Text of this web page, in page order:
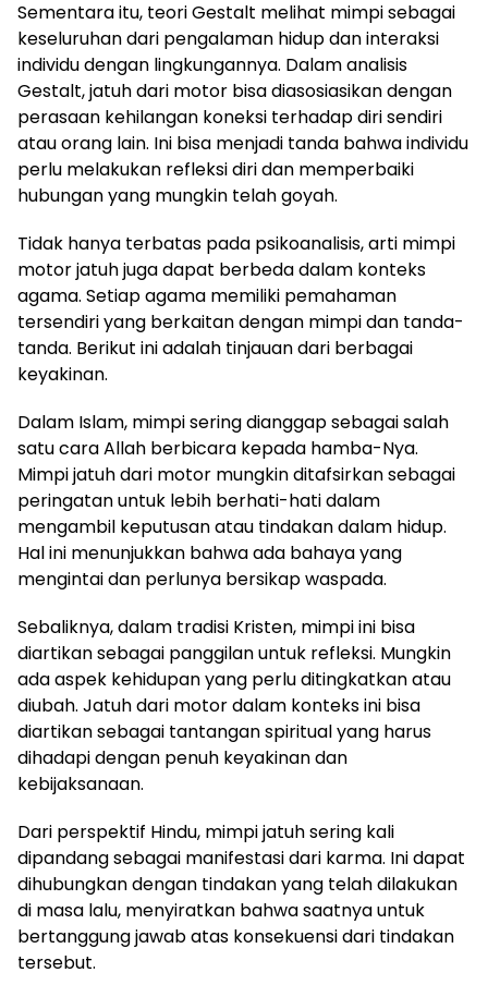
Sementara itu, teori Gestalt melihat mimpi sebagai
keseluruhan dari pengalaman hidup dan interaksi
individu dengan lingkungannya. Dalam analisis
Gestalt, jatuh dari motor bisa diasosiasikan dengan
perasaan kehilangan koneksi terhadap diri sendiri
atau orang lain. Ini bisa menjadi tanda bahwa individu
perlu melakukan refleksi diri dan memperbaiki
hubungan yang mungkin telah goyah.
Tidak hanya terbatas pada psikoanalisis, arti mimpi
motor jatuh juga dapat berbeda dalam konteks
agama. Setiap agama memiliki pemahaman
tersendiri yang berkaitan dengan mimpi dan tanda-
tanda. Berikut ini adalah tinjauan dari berbagai
keyakinan.
Dalam Islam, mimpi sering dianggap sebagai salah
satu cara Allah berbicara kepada hamba-Nya.
Mimpi jatuh dari motor mungkin ditafsirkan sebagai
peringatan untuk lebih berhati-hati dalam
mengambil keputusan atau tindakan dalam hidup.
Hal ini menunjukkan bahwa ada bahaya yang
mengintai dan perlunya bersikap waspada.
Sebaliknya, dalam tradisi Kristen, mimpi ini bisa
diartikan sebagai panggilan untuk refleksi. Mungkin
ada aspek kehidupan yang perlu ditingkatkan atau
diubah. Jatuh dari motor dalam konteks ini bisa
diartikan sebagai tantangan spiritual yang harus
dihadapi dengan penuh keyakinan dan
kebijaksanaan.
Dari perspektif Hindu, mimpi jatuh sering kali
dipandang sebagai manifestasi dari karma. Ini dapat
dihubungkan dengan tindakan yang telah dilakukan
di masa lalu, menyiratkan bahwa saatnya untuk
bertanggung jawab atas konsekuensi dari tindakan
tersebut.